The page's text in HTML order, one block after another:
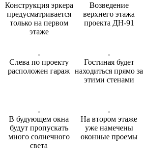
Конструкция эркера
предусматривается
только на первом
этаже
Возведение
верхнего этажа
проекта ДН-91
Слева по проекту
расположен гараж
Гостиная будет
находиться прямо за
этими стенами
В будующем окна
будут пропускать
много солнечного
света
На втором этаже
уже намечены
оконные проемы